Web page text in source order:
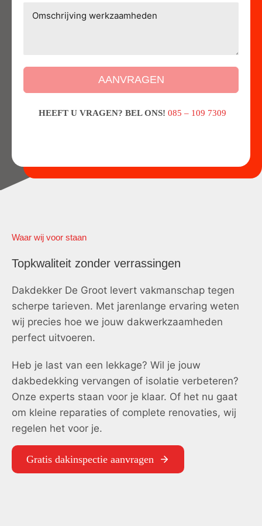
AANVRAGEN
HEEFT U VRAGEN? BEL ONS! 085 – 109 7309
Waar wij voor staan
Topkwaliteit zonder verrassingen
Dakdekker De Groot levert vakmanschap tegen
scherpe tarieven. Met jarenlange ervaring weten
wij precies hoe we jouw dakwerkzaamheden
perfect uitvoeren.
Heb je last van een lekkage? Wil je jouw
dakbedekking vervangen of isolatie verbeteren?
Onze experts staan voor je klaar. Of het nu gaat
om kleine reparaties of complete renovaties, wij
regelen het voor je.
Gratis dakinspectie aanvragen